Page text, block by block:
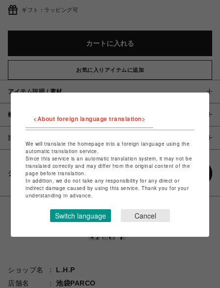
ギフト：ラッピング可
カートに入れる
お気に入りアイテムに追加
アイテム説明 / 素材
概要
注意事項
シェアする
ショップ名
L.H.P
店舗名
池袋PARCO
<About foreign language translation>
We will translate the homepage into a foreign language using the
automatic translation service.
Since this service is an automatic translation system, it may not be
translated correctly and may differ from the original content of the
page before translation.
In addition, we do not take any responsibility for any direct or
indirect damage caused by using this service. Thank you for your
understanding in advance.
Switch language Cancel